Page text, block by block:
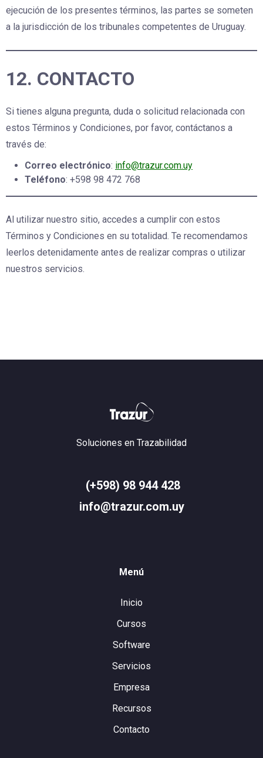
ejecución de los presentes términos, las partes se someten
a la jurisdicción de los tribunales competentes de Uruguay.
12. CONTACTO
Si tienes alguna pregunta, duda o solicitud relacionada con
estos Términos y Condiciones, por favor, contáctanos a
través de:
Correo electrónico: info@trazur.com.uy
Teléfono: +598 98 472 768
Al utilizar nuestro sitio, accedes a cumplir con estos
Términos y Condiciones en su totalidad. Te recomendamos
leerlos detenidamente antes de realizar compras o utilizar
nuestros servicios.
Soluciones en Trazabilidad
(+598) 98 944 428
info@trazur.com.uy
Menú
Inicio
Cursos
Software
Servicios
Empresa
Recursos
Contacto